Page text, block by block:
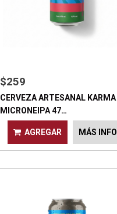
$259
CERVEZA ARTESANAL KARMA
MICRONEIPA 47…
AGREGAR MÁS INFO